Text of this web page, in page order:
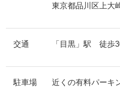
東京都品川区上大
交通 「目黒」駅 徒歩
駐車場 近くの有料パーキ